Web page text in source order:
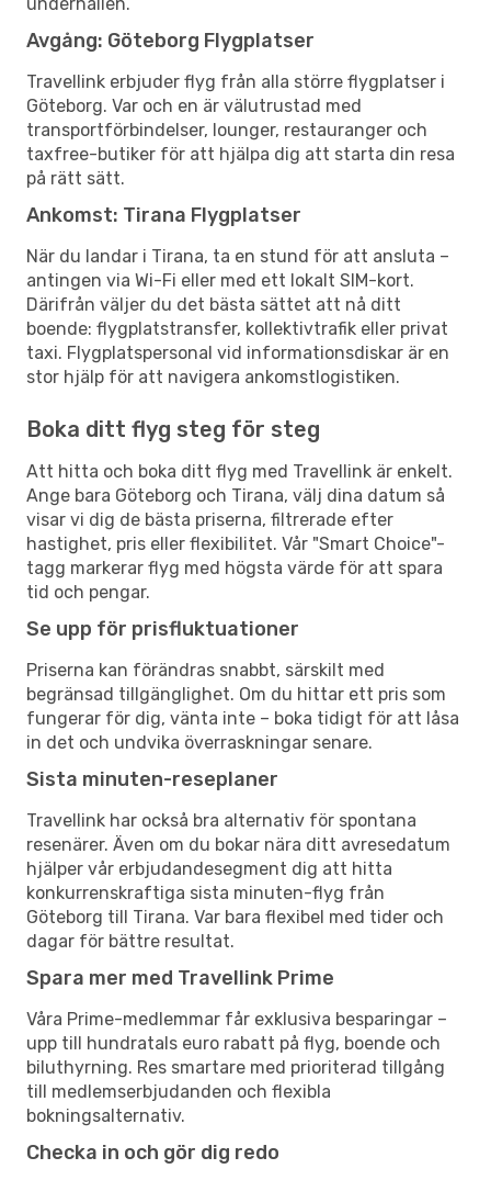
Avgång: Göteborg Flygplatser
Travellink erbjuder flyg från alla större flygplatser i
Göteborg. Var och en är välutrustad med
transportförbindelser, lounger, restauranger och
taxfree-butiker för att hjälpa dig att starta din resa
på rätt sätt.
Ankomst: Tirana Flygplatser
När du landar i Tirana, ta en stund för att ansluta –
antingen via Wi-Fi eller med ett lokalt SIM-kort.
Därifrån väljer du det bästa sättet att nå ditt
boende: flygplatstransfer, kollektivtrafik eller privat
taxi. Flygplatspersonal vid informationsdiskar är en
stor hjälp för att navigera ankomstlogistiken.
Boka ditt flyg steg för steg
Att hitta och boka ditt flyg med Travellink är enkelt.
Ange bara Göteborg och Tirana, välj dina datum så
visar vi dig de bästa priserna, filtrerade efter
hastighet, pris eller flexibilitet. Vår "Smart Choice"-
tagg markerar flyg med högsta värde för att spara
tid och pengar.
Se upp för prisfluktuationer
Priserna kan förändras snabbt, särskilt med
begränsad tillgänglighet. Om du hittar ett pris som
fungerar för dig, vänta inte – boka tidigt för att låsa
in det och undvika överraskningar senare.
Sista minuten-reseplaner
Travellink har också bra alternativ för spontana
resenärer. Även om du bokar nära ditt avresedatum
hjälper vår erbjudandesegment dig att hitta
konkurrenskraftiga sista minuten-flyg från
Göteborg till Tirana. Var bara flexibel med tider och
dagar för bättre resultat.
Spara mer med Travellink Prime
Våra Prime-medlemmar får exklusiva besparingar –
upp till hundratals euro rabatt på flyg, boende och
biluthyrning. Res smartare med prioriterad tillgång
till medlemserbjudanden och flexibla
bokningsalternativ.
Checka in och gör dig redo